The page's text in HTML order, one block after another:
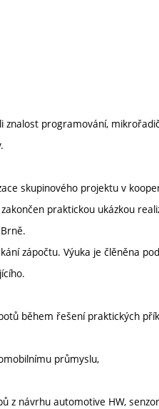
programování,
skupinového projektu v
praktickou ukázkou
zápočtu. Výuka je člěněna
během řešení praktických
průmyslu,
z návrhu automotive HW,